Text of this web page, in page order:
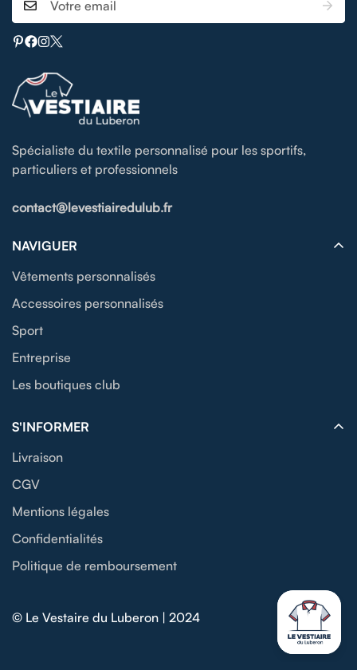
Spécialiste du textile personnalisé pour les sportifs,
particuliers et professionnels
contact@levestiairedulub.fr
NAVIGUER
Vêtements personnalisés
Accessoires personnalisés
Sport
Entreprise
Les boutiques club
S'INFORMER
Livraison
CGV
Mentions légales
Confidentialités
Politique de remboursement
© Le Vestaire du Luberon | 2024